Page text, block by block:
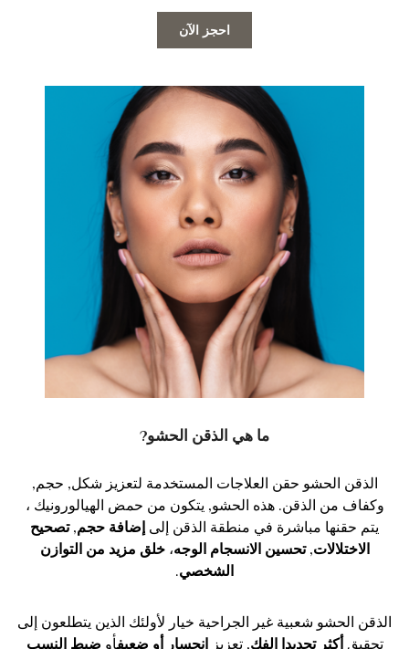
احجز الآن
ما هي الذقن الحشو?
الذقن الحشو حقن العلاجات المستخدمة لتعزيز شكل, حجم,
وكفاف من الذقن. هذه الحشو, يتكون من حمض الهيالورونيك ،
يتم حقنها مباشرة في منطقة الذقن إلى إضافة حجم,تصحيح
الاختلالات,تحسين الانسجام الوجه،خلق مزيد من التوازن
الشخصي.
الذقن الحشو شعبية غير الجراحية خيار لأولئك الذين يتطلعون إلى
تحقيق أكثر تحديدا الفك, تعزيز انحسار أو ضعيفأو ضبط النسب